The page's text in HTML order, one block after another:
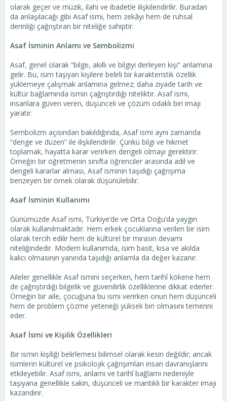
olarak geçer ve müzik, ilahi ve ibadetle ilişkilendirilir. Buradan
da anlaşılacağı gibi Asaf ismi, hem zekâyı hem de ruhsal
derinliği çağrıştıran bir niteliğe sahiptir.
Asaf İsminin Anlamı ve Sembolizmi
Asaf, genel olarak “bilge, akıllı ve bilgiyi derleyen kişi” anlamına
gelir. Bu, isim taşıyan kişilere belirli bir karakteristik özellik
yüklemeye çalışmak anlamına gelmez; daha ziyade tarih ve
kültür bağlamında ismin çağrıştırdığı niteliktir. Asaf ismi,
insanlara güven veren, düşünceli ve çözüm odaklı biri imajı
yaratır.
Sembolizm açısından bakıldığında, Asaf ismi aynı zamanda
“denge ve düzen” ile ilişkilendirilir. Çünkü bilgi ve hikmet
toplamak, hayatta karar verirken dengeli olmayı gerektirir.
Örneğin bir öğretmenin sınıfta öğrenciler arasında adil ve
dengeli kararlar alması, Asaf isminin taşıdığı çağrışıma
benzeyen bir örnek olarak düşünülebilir.
Asaf İsminin Kullanımı
Günümüzde Asaf ismi, Türkiye’de ve Orta Doğu’da yaygın
olarak kullanılmaktadır. Hem erkek çocuklarına verilen bir isim
olarak tercih edilir hem de kültürel bir mirasın devamı
niteliğindedir. Modern kullanımda, isim basit, kısa ve akılda
kalıcı olmasının yanında taşıdığı anlamla da değer kazanır.
Aileler genellikle Asaf ismini seçerken, hem tarihî kökene hem
de çağrıştırdığı bilgelik ve güvenilirlik özelliklerine dikkat ederler.
Örneğin bir aile, çocuğuna bu ismi verirken onun hem düşünceli
hem de problem çözme yeteneği yüksek biri olmasını temenni
eder.
Asaf İsmi ve Kişilik Özellikleri
Bir ismin kişiliği belirlemesi bilimsel olarak kesin değildir; ancak
isimlerin kültürel ve psikolojik çağrışımları insan davranışlarını
etkileyebilir. Asaf ismi, anlamı ve tarihî bağlamı nedeniyle
taşıyana genellikle sakin, düşünceli ve mantıklı bir karakter imajı
kazandırır.